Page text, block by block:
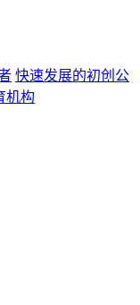
快速发展的初创公
机构